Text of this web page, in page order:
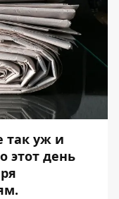
так уж и
этот день